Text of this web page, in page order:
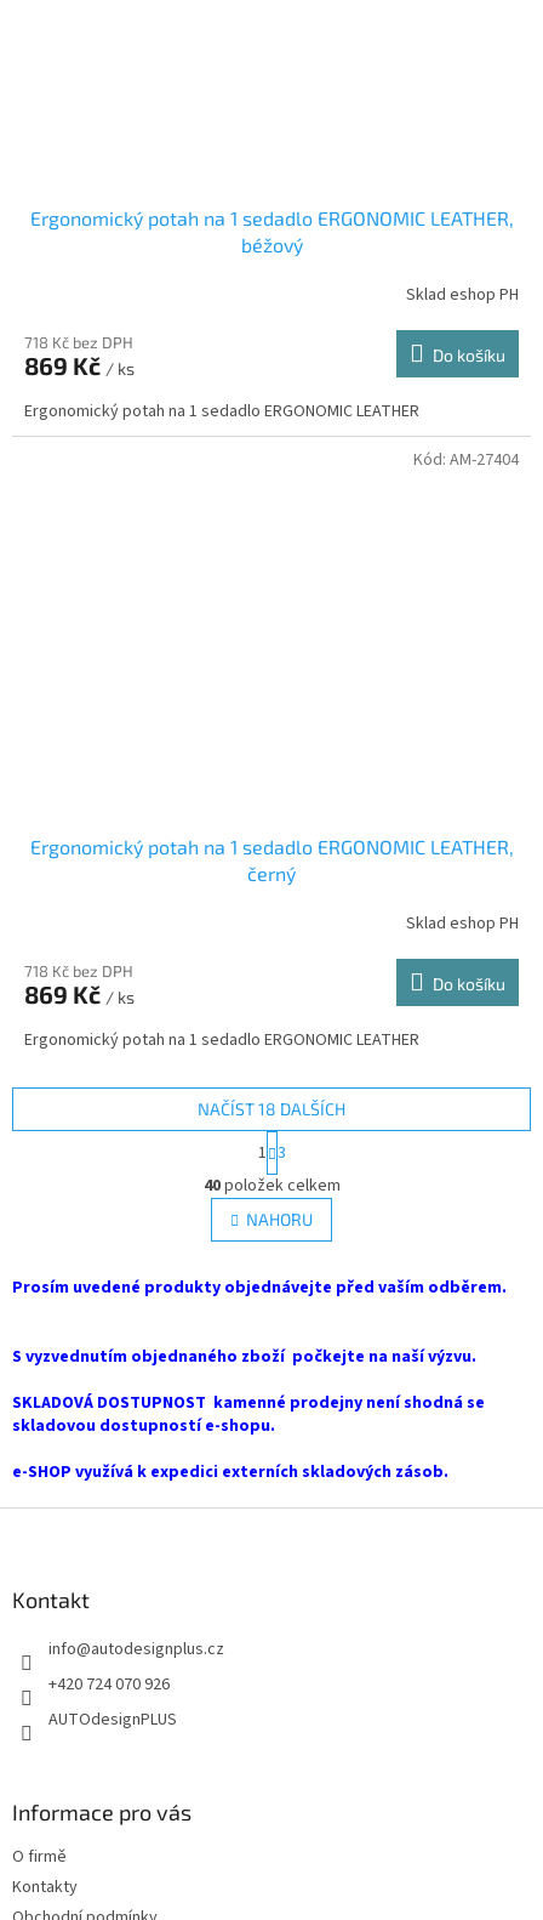
Ergonomický potah na 1 sedadlo ERGONOMIC LEATHER,
béžový
Sklad eshop PH
718 Kč bez DPH
869 Kč / ks
Do košíku
Ergonomický potah na 1 sedadlo ERGONOMIC LEATHER
Ergonomický potah na 1 sedadlo ERGONOMIC LEATHER,
černý
Sklad eshop PH
718 Kč bez DPH
869 Kč / ks
Do košíku
Ergonomický potah na 1 sedadlo ERGONOMIC LEATHER
Kód: AM-27404
O
v
l
á
a
p
v
k
v
NAČÍST 18 DALŠÍCH
S
t
r
á
n
k
v
í
1 3
40položek celkem
NAHORU
Prosím uvedené produkty objednávejte před vaším odběrem.
S vyzvednutím objednaného zboží počkejte na naší výzvu.
SKLADOVÁ DOSTUPNOST kamenné prodejny není shodná se
skladovou dostupností e-shopu.
e-SHOP využívá k expedici externích skladových zásob.
Kontakt
info@autodesignplus.cz
+420 724 070 926
AUTOdesignPLUS
Informace pro vás
O firmě
Kontakty